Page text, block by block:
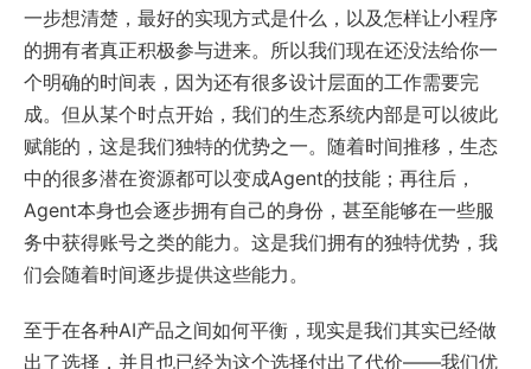
一步想清楚，最好的实现方式是什么，以及怎样让小程序
的拥有者真正积极参与进来。所以我们现在还没法给你一
个明确的时间表，因为还有很多设计层面的工作需要完
成。但从某个时点开始，我们的生态系统内部是可以彼此
赋能的，这是我们独特的优势之一。随着时间推移，生态
中的很多潜在资源都可以变成Agent的技能；再往后，
Agent本身也会逐步拥有自己的身份，甚至能够在一些服
务中获得账号之类的能力。这是我们拥有的独特优势，我
们会随着时间逐步提供这些能力。
至于在各种AI产品之间如何平衡，现实是我们其实已经做
出了选择，并且也已经为这个选择付出了代价——我们优